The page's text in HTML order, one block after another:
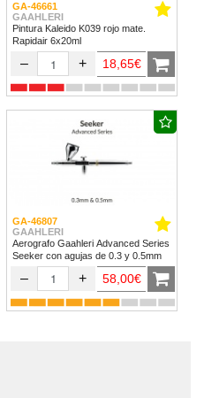
GA-46661
GAAHLERI
Pintura Kaleido K039 rojo mate.
Rapidair 6x20ml
– + 18,65€
GA-46807
GAAHLERI
Aerografo Gaahleri Advanced Series
Seeker con agujas de 0.3 y 0.5mm
– + 58,00€